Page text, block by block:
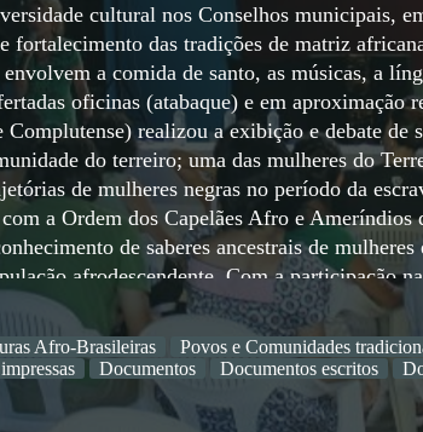
cultural nos Conselhos municipais,
das tradições de matriz
a comida de santo, as músicas, a
oficinas (atabaque) e em aproximação
realizou a exibição e debate de
do terreiro; uma das mulheres do
de mulheres negras no período da
a Ordem dos Capelães Afro e Ameríndios
de saberes ancestrais de mulheres
afrodescendente. Com a participação
participação nos editais Paulo Gustavo e
de infraestrutura para atendimento
a retomada de lives culturais e
Afro-Brasileiras
Povos e Comunidades
Documentos Documentos escritos